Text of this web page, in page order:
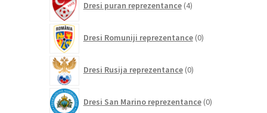
Dresi puran reprezentance 4izdelki
Dresi Romuniji reprezentance 0izdelkov
Dresi Rusija reprezentance 0izdelkov
Dresi San Marino reprezentance 0izdelkov